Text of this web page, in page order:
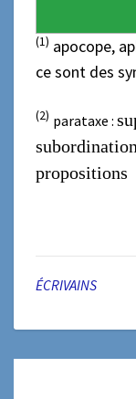
(1) apocope,
ce sont des
(2) parataxe : s
propositions
ÉCRIVAINS